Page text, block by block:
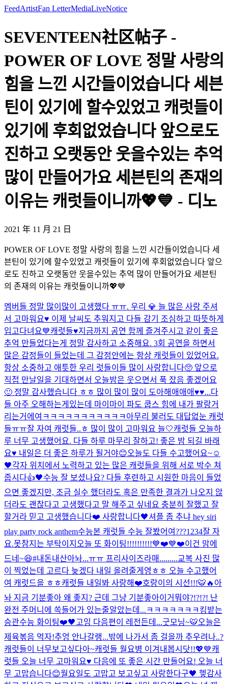
FeedArtistFan LetterMediaLiveNotice
SEVENTEEN社区帖子 -
POWER OF LOVE 정말 사랑의
힘을 느낀 시간들이었습니다 세븐
틴이 있기에 할수있었고 캐럿들이
있기에 후회없었습니다 앞으로도
진하고 오랫동안 웃을수있는 추억
많이 만들어가요 세븐틴의 존재의
이유는 캐럿들이니까💖💙 - 디노
2021 年 11 月 21 日
POWER OF LOVE 정말 사랑의 힘을 느낀 시간들이었습니다 세
븐틴이 있기에 할수있었고 캐럿들이 있기에 후회없었습니다 앞으
로도 진하고 오랫동안 웃을수있는 추억 많이 만들어가요 세븐틴
의 존재의 이유는 캐럿들이니까💖💙
멤버들 정말 많이많이 고생했다 ㅠㅠ. 우리 💎 늘 많은 사랑 주셔
서 고마워요♥️ 이제 날씨도 추워지고 다들 감기 조심하고 따뜻하게
입고다녀요💙캐럿들♥️지금까지 공연 함께 즐겨주시고 같이 좋은
추억 만들었다는게 정말 감사하고 소중해요. 3회 공연을 하면서
많은 감정들이 들었는데 그 감정안에는 항상 캐럿들이 있었어요.
항상 소중하고 애틋한 우리 럿들이들 많이 사랑합니다🥺 앞으로
직접 만날일을 기대하면서 오늘밤은 웃으면서 푹 잤음 좋겠어요
🙂 정말 감사했습니다 ㅎㅎ 많이 많이 많이 도아해애애애♥️♥...다
들 아주 오해하는게있는데 마이마이 파도 쿱스 힘에 내가 팔랑거
리는거에여ㅋㅋㅋㅋㅋㅋㅋㅋㅋㅋㅋ 아무리 불러도 대답없눈 캐럿
들ㅠㅠ잘 자여 캐럿들..ㅎ 많이 많이 고마워요 늘🤍캐럿들 오늘하
루 너무 고생했어요. 다들 하루 마무리 잘하고! 좋은 밤 되길 바래
요♥️ 내일은 더 좋은 하루가 될거야😊오늘도 다들 수고했어요~☺️
🖤각자 위치에서 노력하고 있는 많은 캐럿들을 위해 서로 박수 쳐
줍시다👍🖤수능 잘 보셨나요? 다들 후련하고 시원한 마음이 들었
으면 좋겠지만, 조금 실수 했더라도 혹은 만족한 결과가 나오지 않
더라도 괜찮다고 고생했다고 말 해주고 싶네요 충분히 잘했고 잘
할거라 믿고 고생했습니다❤️ 사랑합니다🖤셔플 좀 추냐 hey siri
play party rock anthem수능본 캐럿들 수능 잘봤어여???1234잘 자
요.못참지는 부탁이지 오늘 또 화이팅!!!!!!!!!!💙❤️💙❤️이건 맘에
드네~😆#내돈내산아놔...ㅠㅠ 프리사이즈라매.........교복 사진 많
이 찍었는데 고르다 늦겠다 내일 올려줄게영ㅎㅎ 오늘 수고했어
여 캐럿드을 ㅎㅎ캐럿들 내일봐 사랑해❤️호랑이의 시선!!!🐯🔥 아
놔 지금 기분좋아 왜 좋지? 근데 그냥 기분좋아이거뭐야?!?!?! 난
완전 주머니에 쏙들어가 있는줄알았는데...ㅋㅋㅋㅋㅋㅋㅋ 킹받는
승관수능 화이팅❤️🖤 고잉 다음편이 레전든데...굿모닝~🐯오늘은
제육볶음 먹자!추엉 안나갈랭...밖에 나가서 좀 걸을까 추우려나..?
캐럿들이 너무보고싶다아~캐럿들 월요병 이겨내봅시닷!!💖💙캐
럿들 오늘 너무 고마워요♥️ 다음에 또 좋은 시간 만들어요! 오늘 너
무 고맙습니다😊월요일도 고맙고 보고싶고 사랑한다구🖤 헿감사